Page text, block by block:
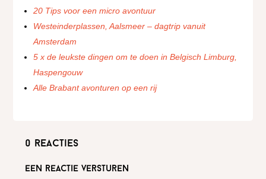
20 Tips voor een micro avontuur
Westeinderplassen, Aalsmeer – dagtrip vanuit
Amsterdam
5 x de leukste dingen om te doen in Belgisch Limburg,
Haspengouw
Alle Brabant avonturen op een rij
0 reacties
Een reactie versturen